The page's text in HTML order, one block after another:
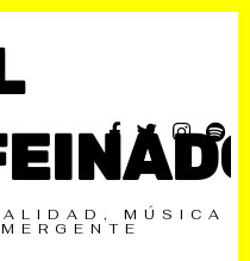
MÚSICA